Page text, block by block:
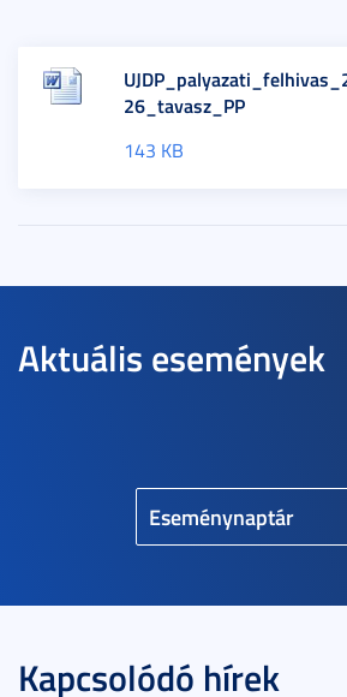
26_tavasz_PP
143 KB
Aktuális események
Eseménynaptár
Kapcsolódó hírek